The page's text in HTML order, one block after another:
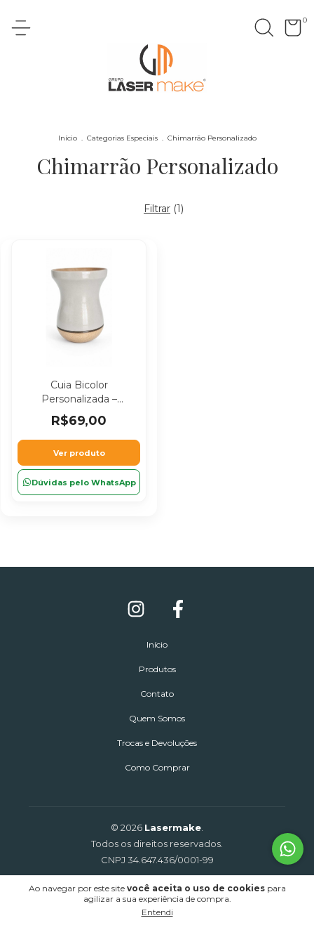
0
Ao navegar por este site você aceita o uso de cookiespara
agilizar a sua experiência de compra.
Entendi
Início . Categorias Especiais . Chimarrão Personalizado
Chimarrão Personalizado
Filtrar (1)
Cuia Bicolor
Personalizada –
Chimarrão
Personalizado
R$69,00
Ver produto
Dúvidas pelo WhatsApp
Início
Produtos
Contato
Quem Somos
Trocas e Devoluções
Como Comprar
© 2026 Lasermake
Todos os direitos reservados.
CNPJ 34.647.436/0001-99